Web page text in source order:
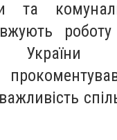
та
України